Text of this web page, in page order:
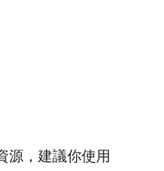
源，建議你使用